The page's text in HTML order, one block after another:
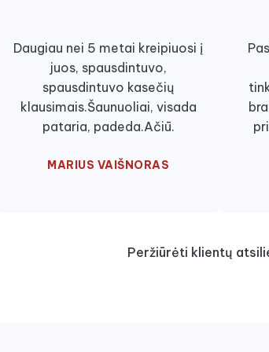
Daugiau nei 5 metai kreipiuosi į
juos, spausdintuvo,
spausdintuvo kasečių
klausimais.Šaunuoliai, visada
pataria, padeda.Ačiū.
MARIUS VAIŠNORAS
Peržiūrėti klientų